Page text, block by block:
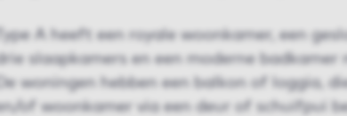
Type A heeft een royale woonkamer, een
slaapkamers en een moderne badkamer
De woningen hebben een balkon of loggia,
of woonkamer via een deur of schuifpui